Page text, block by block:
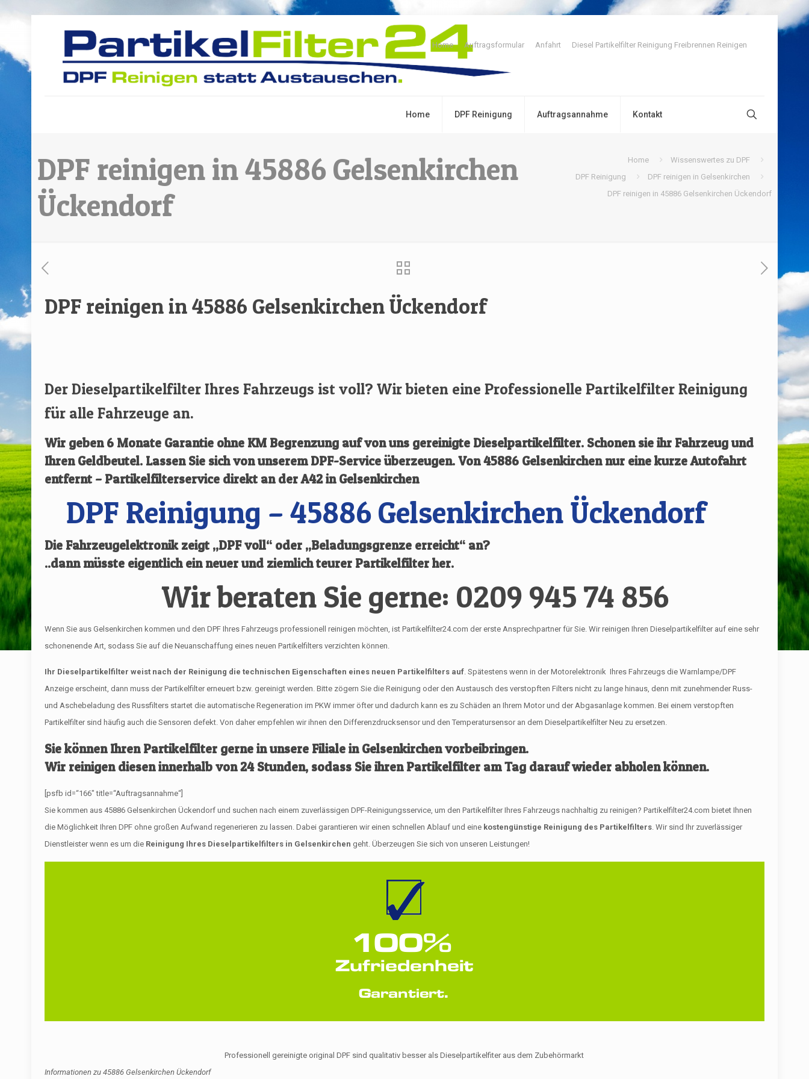
Home DPF Reinigung Auftragsannahme Kontakt
Home Auftragsformular Anfahrt Diesel Partikelfilter Reinigung Freibrennen Reinigen
DPF reinigen in 45886 Gelsenkirchen
Ückendorf
Home
Wissenswertes zu DPF
DPF Reinigung
DPF reinigen in Gelsenkirchen
DPF reinigen in 45886 Gelsenkirchen Ückendorf
DPF reinigen in 45886 Gelsenkirchen Ückendorf
Der Dieselpartikelfilter Ihres Fahrzeugs ist voll? Wir bieten eine Professionelle Partikelfilter Reinigung
für alle Fahrzeuge an.
Wir geben 6 Monate Garantie ohne KM Begrenzung auf von uns gereinigte Dieselpartikelfilter. Schonen sie ihr Fahrzeug und
Ihren Geldbeutel. Lassen Sie sich von unserem DPF-Service überzeugen.Von45886 Gelsenkirchen nur eine kurze Autofahrt
entfernt – Partikelfilterservice direkt an der A42 in Gelsenkirchen
DPF Reinigung – 45886 Gelsenkirchen Ückendorf
Die Fahrzeugelektronik zeigt „DPF voll“ oder „Beladungsgrenze erreicht“ an?
..dann müsste eigentlich ein neuer und ziemlich teurer Partikelfilter her.
Wir beraten Sie gerne: 0209 945 74 856
Wenn Sie aus Gelsenkirchen kommen und den DPF Ihres Fahrzeugs professionell reinigen möchten, ist Partikelfilter24.com der erste Ansprechpartner für Sie. Wir reinigen Ihren Dieselpartikelfilter auf eine sehr
schonenende Art, sodass Sie auf die Neuanschaffung eines neuen Partikelfilters verzichten können.
Ihr Dieselpartikelfilter weist nach der Reinigung die technischen Eigenschaften eines neuen Partikelfilters auf. Spätestens wenn in der Motorelektronik Ihres Fahrzeugs die Warnlampe/DPF
Anzeige erscheint, dann muss der Partikelfilter erneuert bzw. gereinigt werden. Bitte zögern Sie die Reinigung oder den Austausch des verstopften Filters nicht zu lange hinaus, denn mit zunehmender Russ-
und Aschebeladung des Russfilters startet die automatische Regeneration im PKW immer öfter und dadurch kann es zu Schäden an Ihrem Motor und der Abgasanlage kommen. Bei einem verstopften
Partikelfilter sind häufig auch die Sensoren defekt. Von daher empfehlen wir ihnen den Differenzdrucksensor und den Temperatursensor an dem Dieselpartikelfilter Neu zu ersetzen.
Sie können Ihren Partikelfilter gerne in unsere Filiale in Gelsenkirchen vorbeibringen.
Wir reinigen diesen innerhalb von 24 Stunden, sodass Sie ihren Partikelfilter am Tag darauf wieder abholen können.
[psfb id=“166″ title=“Auftragsannahme“]
Sie kommen aus 45886 Gelsenkirchen Ückendorf und suchen nach einem zuverlässigen DPF-Reinigungsservice, um den Partikelfilter Ihres Fahrzeugs nachhaltig zu reinigen? Partikelfilter24.com bietet Ihnen
die Möglichkeit Ihren DPF ohne großen Aufwand regenerieren zu lassen. Dabei garantieren wir einen schnellen Ablauf und eine kostengünstige Reinigung des Partikelfilters. Wir sind Ihr zuverlässiger
Dienstleister wenn es um die Reinigung Ihres Dieselpartikelfilters in Gelsenkirchen geht. Überzeugen Sie sich von unseren Leistungen!
Professionell gereinigte original DPF sind qualitativ besser als Dieselpartikelfiter aus dem Zubehörmarkt
Informationen zu45886 Gelsenkirchen Ückendorf